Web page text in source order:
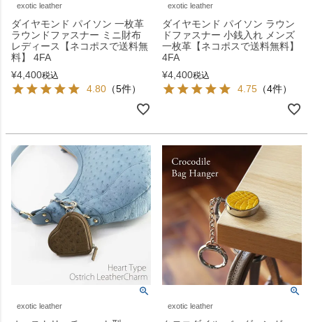
exotic leather
ダイヤモンド パイソン 一枚革
ラウンドファスナー ミニ財布
レディース【ネコポスで送料無
料】 4FA
¥4,400税込
4.80 （5件）
exotic leather
ダイヤモンド パイソン ラウン
ドファスナー 小銭入れ メンズ
一枚革【ネコポスで送料無料】
4FA
¥4,400税込
4.75 （4件）
exotic leather exotic leather